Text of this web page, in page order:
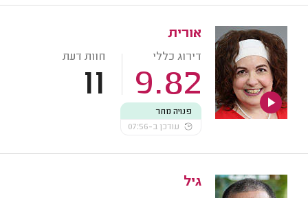
אורית
דירוג כללי
9.82
חוות דעת
11
פנויה מחר
עודכן ב-07:56
גיל